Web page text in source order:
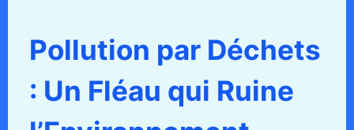
Pollution par Déchets
: Un Fléau qui Ruine